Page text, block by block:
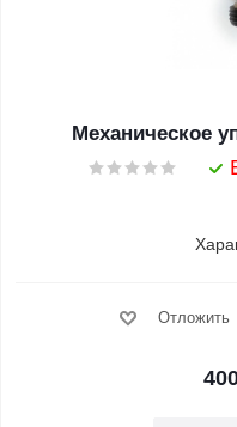
Механическое
Отложить